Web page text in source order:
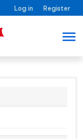
Log in Register